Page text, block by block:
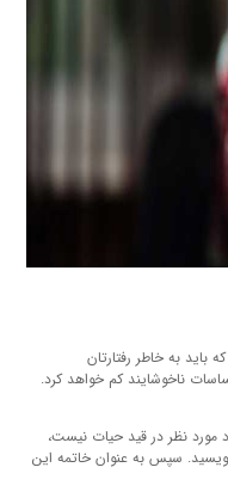
به خاطر رفتارتان
ناخوشایند کم خواهد کرد.
مورد نظر در قید حیات نیست،
سپس به عنوان خاتمه این